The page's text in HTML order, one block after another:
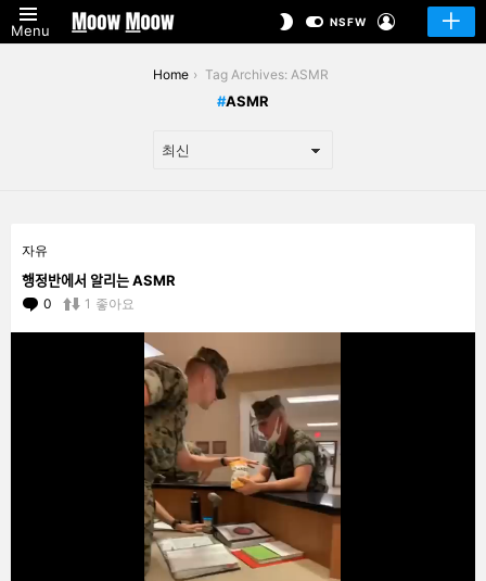
Menu
SWITCHNSFW
Home Tag Archives: ASMR
ASMR
STORIES
자유
행정반에서 알리는 ASMR
0 Comments
1 좋아요